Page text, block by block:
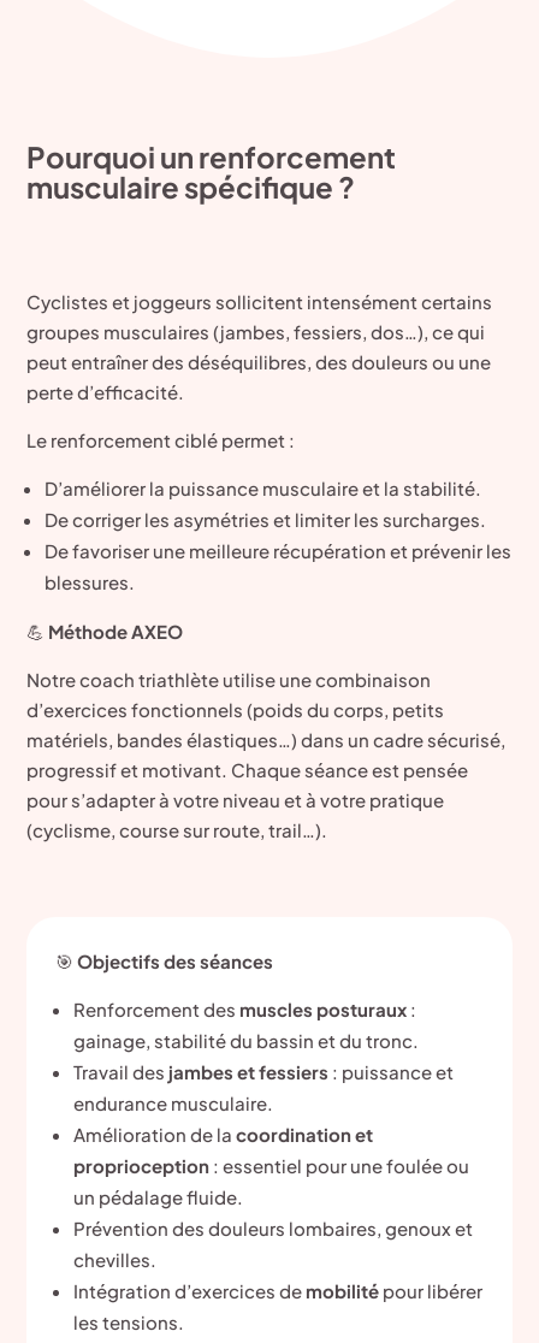
Pourquoi un renforcement
musculaire spécifique ?
Cyclistes et joggeurs sollicitent intensément certains
groupes musculaires (jambes, fessiers, dos…), ce qui
peut entraîner des déséquilibres, des douleurs ou une
perte d’efficacité.
Le renforcement ciblé permet :
D’améliorer la puissance musculaire et la stabilité.
De corriger les asymétries et limiter les surcharges.
De favoriser une meilleure récupération et prévenir les
blessures.
💪 Méthode AXEO
Notre coach triathlète utilise une combinaison
d’exercices fonctionnels (poids du corps, petits
matériels, bandes élastiques…) dans un cadre sécurisé,
progressif et motivant. Chaque séance est pensée
pour s’adapter à votre niveau et à votre pratique
(cyclisme, course sur route, trail…).
🎯Objectifs des séances
Renforcement des muscles posturaux :
gainage, stabilité du bassin et du tronc.
Travail des jambes et fessiers : puissance et
endurance musculaire.
Amélioration de lacoordination et
proprioception : essentiel pour une foulée ou
un pédalage fluide.
Prévention des douleurs lombaires, genoux et
chevilles.
Intégration d’exercices de mobilité pour libérer
les tensions.